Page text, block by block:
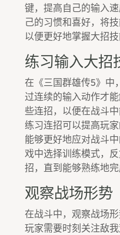
键，提高自己的输入
己的习惯和喜好，将
以便更好地掌握大招技
练习输入大招
在《三国群雄传5》中
过连续的输入动作才
些连招，以便在战斗
练习连招可以提高玩
能够更好地应对战斗
戏中选择训练模式，
招，直到能够熟练地完
观察战场形势
在战斗中，观察战场
玩家需要时刻关注敌